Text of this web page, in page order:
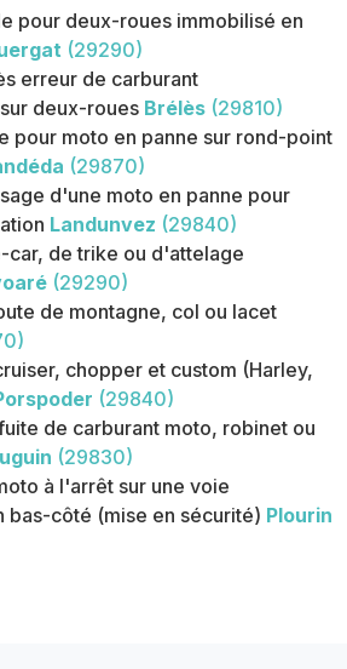
pour deux-roues immobilisé en
(29290)
erreur de carburant
deux-roues Brélès (29810)
pour moto en panne sur rond-point
(29870)
d'une moto en panne pour
Landunvez (29840)
car, de trike ou d'attelage
(29290)
de montagne, col ou lacet
chopper et custom (Harley,
(29840)
de carburant moto, robinet ou
(29830)
à l'arrêt sur une voie
bas-côté (mise en sécurité) Plourin